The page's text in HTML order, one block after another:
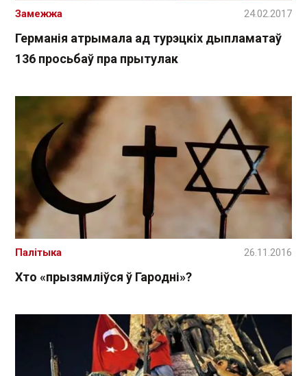
Германія атрымала ад турэцкіх дыпламатаў
136 просьбаў пра прытулак
Замежжа 24.02.2017
Хто «прызямліўся ў Гародні»?
Палітыка 26.11.2016